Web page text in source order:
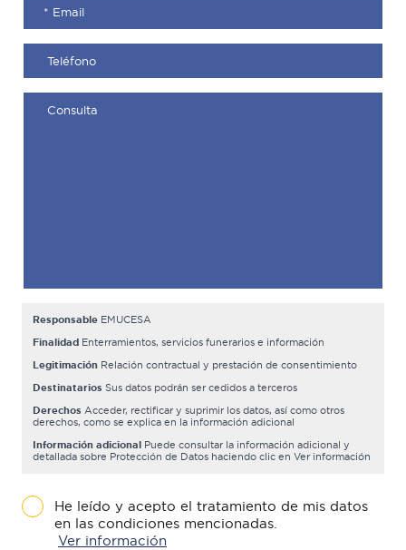
Responsable EMUCESA
Finalidad Enterramientos, servicios funerarios e información
Legitimación Relación contractual y prestación de consentimiento
Destinatarios Sus datos podrán ser cedidos a terceros
Derechos Acceder, rectificar y suprimir los datos, así como otros
derechos, como se explica en la información adicional
Información adicional
Puede consultar la información adicional y
detallada sobre Protección de Datos haciendo clic en Ver información
He leído y acepto el tratamiento de mis datos
en las condiciones mencionadas.
Ver información